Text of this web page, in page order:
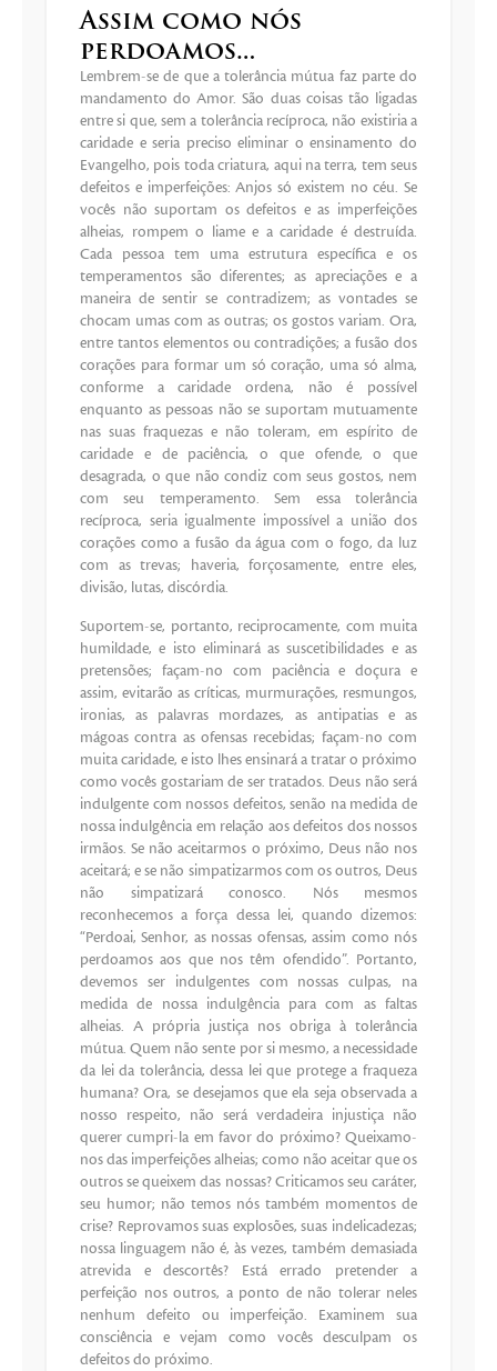
Assim como nós
perdoamos…
Lembrem-se de que a tolerância mútua faz parte do
mandamento do Amor. São duas coisas tão ligadas
entre si que, sem a tolerância recíproca, não existiria a
caridade e seria preciso eliminar o ensinamento do
Evangelho, pois toda criatura, aqui na terra, tem seus
defeitos e imperfeições: Anjos só existem no céu. Se
vocês não suportam os defeitos e as imperfeições
alheias, rompem o liame e a caridade é destruída.
Cada pessoa tem uma estrutura específica e os
temperamentos são diferentes; as apreciações e a
maneira de sentir se contradizem; as vontades se
chocam umas com as outras; os gostos variam. Ora,
entre tantos elementos ou contradições; a fusão dos
corações para formar um só coração, uma só alma,
conforme a caridade ordena, não é possível
enquanto as pessoas não se suportam mutuamente
nas suas fraquezas e não toleram, em espírito de
caridade e de paciência, o que ofende, o que
desagrada, o que não condiz com seus gostos, nem
com seu temperamento. Sem essa tolerância
recíproca, seria igualmente impossível a união dos
corações como a fusão da água com o fogo, da luz
com as trevas; haveria, forçosamente, entre eles,
divisão, lutas, discórdia.
Suportem-se, portanto, reciprocamente, com muita
humildade, e isto eliminará as suscetibilidades e as
pretensões; façam-no com paciência e doçura e
assim, evitarão as críticas, murmurações, resmungos,
ironias, as palavras mordazes, as antipatias e as
mágoas contra as ofensas recebidas; façam-no com
muita caridade, e isto lhes ensinará a tratar o próximo
como vocês gostariam de ser tratados. Deus não será
indulgente com nossos defeitos, senão na medida de
nossa indulgência em relação aos defeitos dos nossos
irmãos. Se não aceitarmos o próximo, Deus não nos
aceitará; e se não simpatizarmos com os outros, Deus
não simpatizará conosco. Nós mesmos
reconhecemos a força dessa lei, quando dizemos:
“Perdoai, Senhor, as nossas ofensas, assim como nós
perdoamos aos que nos têm ofendido”. Portanto,
devemos ser indulgentes com nossas culpas, na
medida de nossa indulgência para com as faltas
alheias. A própria justiça nos obriga à tolerância
mútua. Quem não sente por si mesmo, a necessidade
da lei da tolerância, dessa lei que protege a fraqueza
humana? Ora, se desejamos que ela seja observada a
nosso respeito, não será verdadeira injustiça não
querer cumpri-la em favor do próximo? Queixamo-
nos das imperfeições alheias; como não aceitar que os
outros se queixem das nossas? Criticamos seu caráter,
seu humor; não temos nós também momentos de
crise? Reprovamos suas explosões, suas indelicadezas;
nossa linguagem não é, às vezes, também demasiada
atrevida e descortês? Está errado pretender a
perfeição nos outros, a ponto de não tolerar neles
nenhum defeito ou imperfeição. Examinem sua
consciência e vejam como vocês desculpam os
defeitos do próximo.